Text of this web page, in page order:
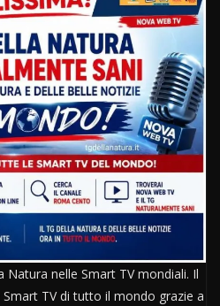
Natura nelle Smart TV mondiali. Il
TV di tutto il mondo grazie a